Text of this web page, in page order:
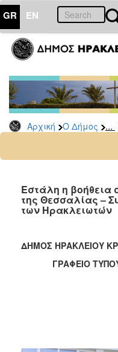
GR EN
Αρχική Ο Δήμος ...
ΔΗΜΟΣ
Δελτία
Τύπου
Αρχείο
2026
2024
2022
2021
2013
Εστάλη η βοήθεια
της Θεσσαλίας –
των Ηρακλειωτών
ΔΗΜΟΣ ΗΡΑΚΛΕΙΟΥ
ΓΡΑΦΕΙΟ